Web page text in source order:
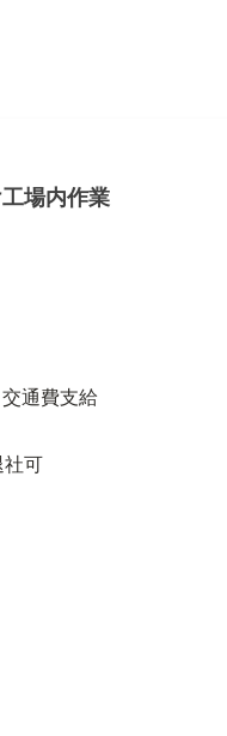
場内作業
通費支給
社可